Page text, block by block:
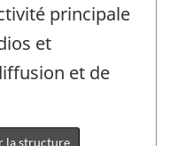
principale
et
et de
la structure